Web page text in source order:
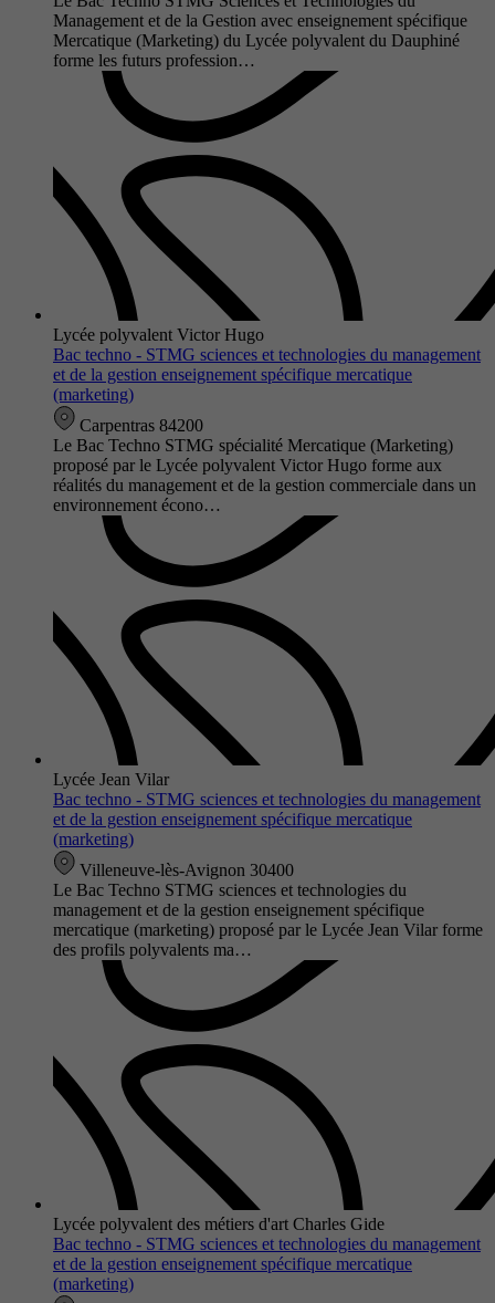
Management et de la Gestion avec enseignement spécifique
Mercatique (Marketing) du Lycée polyvalent du Dauphiné
forme les futurs profession…
Lycée polyvalent Victor Hugo
Bac techno - STMG sciences et technologies du management
et de la gestion enseignement spécifique mercatique
(marketing)
Carpentras 84200
Le Bac Techno STMG spécialité Mercatique (Marketing)
proposé par le Lycée polyvalent Victor Hugo forme aux
réalités du management et de la gestion commerciale dans un
environnement écono…
Lycée Jean Vilar
Bac techno - STMG sciences et technologies du management
et de la gestion enseignement spécifique mercatique
(marketing)
Villeneuve-lès-Avignon 30400
Le Bac Techno STMG sciences et technologies du
management et de la gestion enseignement spécifique
mercatique (marketing) proposé par le Lycée Jean Vilar forme
des profils polyvalents ma…
Lycée polyvalent des métiers d'art Charles Gide
Bac techno - STMG sciences et technologies du management
et de la gestion enseignement spécifique mercatique
(marketing)